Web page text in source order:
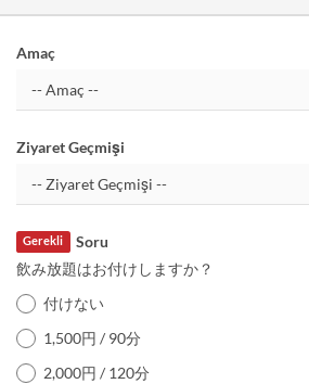
Amaç
Ziyaret Geçmişi
Soru
Gerekli
飲み放題はお付けしますか？
付けない
1,500円 / 90分
2,000円 / 120分